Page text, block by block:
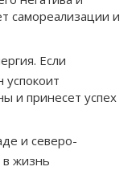
самореализации и
Если
успокоит
и принесет успех
и северо-
в жизнь